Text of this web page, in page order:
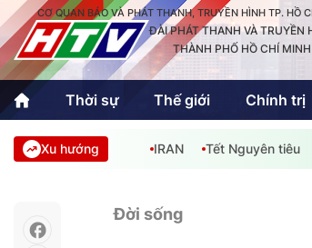
CƠ QUAN BÁO VÀ PHÁT THANH, TRUYỀN HÌNH TP. HỒ
ĐÀI PHÁT THANH VÀ TRUYỀN
THÀNH PHỐ HỒ CHÍ MINH
Thời sự Thế giới Chính trị
Thời sự
Thể thao
Quốc tế
Xu hướng IRAN Tết Nguyên tiêu
Đời sống